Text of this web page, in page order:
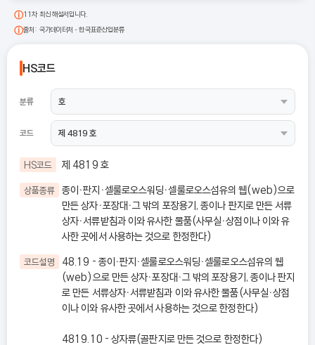
11차 최신 해설서입니다.
출처: 국가데이터처 - 한국표준산업분류
HS코드
분류
코드
HS코드 제 4819 호
상품종류 종이ㆍ판지ㆍ셀룰로오스워딩ㆍ셀룰로오스섬유의 웹(web)으로
만든 상자ㆍ포장대ㆍ그 밖의 포장용기, 종이나 판지로 만든 서류
상자ㆍ서류받침과 이와 유사한 물품(사무실ㆍ상점이나 이와 유
사한 곳에서 사용하는 것으로 한정한다)
코드설명
48.19 - 종이ㆍ판지ㆍ셀룰로오스워딩ㆍ셀룰로오스섬유의 웹
(web)으로 만든 상자ㆍ포장대ㆍ그 밖의 포장용기, 종이나 판지
로 만든 서류상자ㆍ서류받침과 이와 유사한 물품(사무실ㆍ상점
이나 이와 유사한 곳에서 사용하는 것으로 한정한다)
4819.10 - 상자류(골판지로 만든 것으로 한정한다)